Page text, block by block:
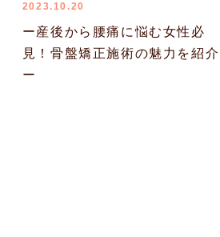
2023.10.20
ー産後から腰痛に悩む女性必
見！骨盤矯正施術の魅力を紹介
ー